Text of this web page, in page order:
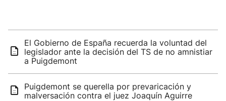
El Gobierno de España recuerda la voluntad del
legislador ante la decisión del TS de no amnistiar
a Puigdemont
Puigdemont se querella por prevaricación y
malversación contra el juez Joaquín Aguirre